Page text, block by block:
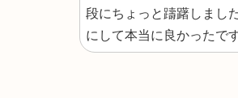
段にちょっと躊躇しまし
にして本当に良かったです